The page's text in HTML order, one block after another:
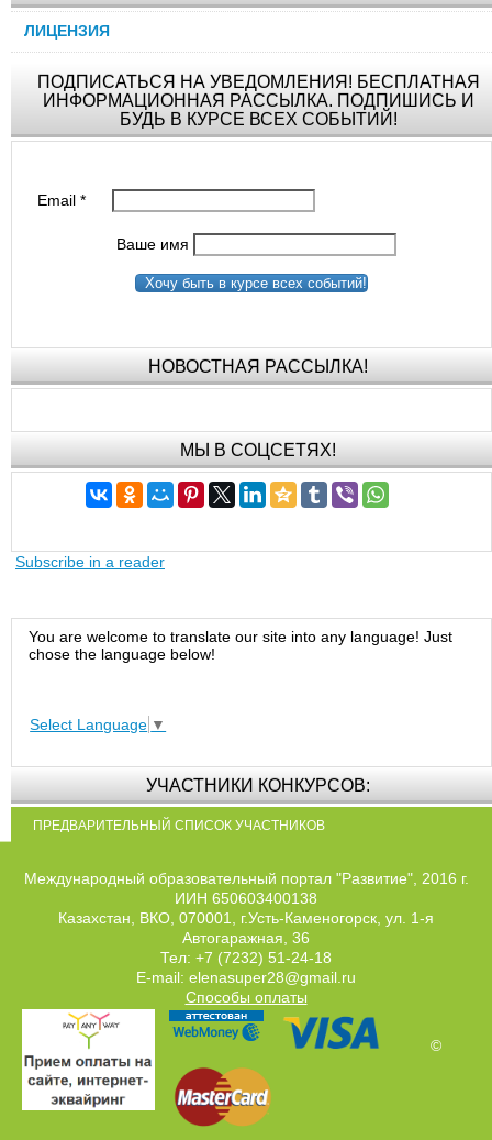
ЛИЦЕНЗИЯ
ПОДПИСАТЬСЯ НА УВЕДОМЛЕНИЯ! БЕСПЛАТНАЯ
ИНФОРМАЦИОННАЯ РАССЫЛКА. ПОДПИШИСЬ И
БУДЬ В КУРСЕ ВСЕХ СОБЫТИЙ!
Email*
Ваше имя
Хочу быть в курсе всех событий!
НОВОСТНАЯ РАССЫЛКА!
МЫ В СОЦСЕТЯХ!
Subscribe in a reader
You are welcome to translate our site into any language! Just
chose the language below!
Select Language ▼
УЧАСТНИКИ КОНКУРСОВ:
ПРЕДВАРИТЕЛЬНЫЙ СПИСОК УЧАСТНИКОВ
Международный образовательный портал "Развитие", 2016 г.
ИИН 650603400138
Казахстан, ВКО, 070001, г.Усть-Каменогорск, ул. 1-я
Автогаражная, 36
Тел: +7 (7232) 51-24-18
E-mail: elenasuper28@gmail.ru
Способы оплаты
©